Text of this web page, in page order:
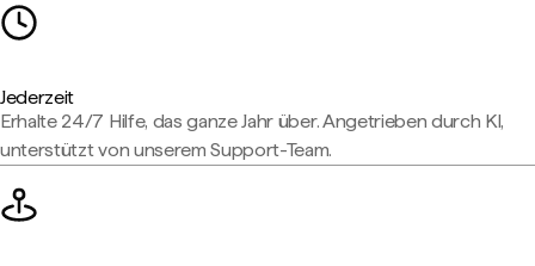
Jederzeit
Erhalte 24/7 Hilfe, das ganze Jahr über. Angetrieben durch KI,
unterstützt von unserem Support-Team.